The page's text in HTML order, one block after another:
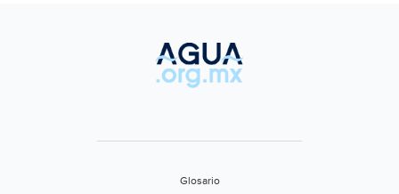
Glosario